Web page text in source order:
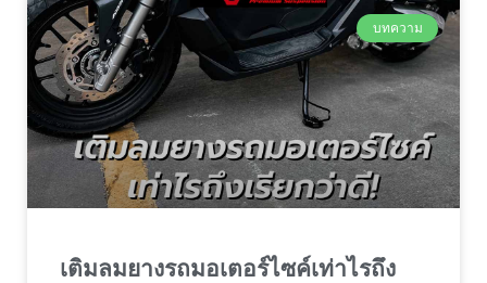
บทความ
เติมลมยางรถมอเตอร์ไซค์เท่าไรถึง